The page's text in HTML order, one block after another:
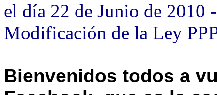
el día 22 de Junio de
Modificación de la Ley
Bienvenidos todos a